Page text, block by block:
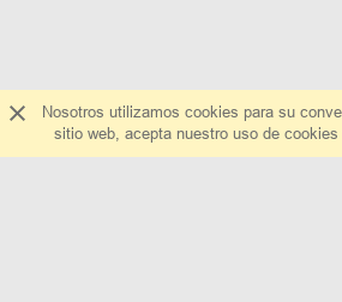
Nosotros utilizamos cookies para su
sitio web, acepta nuestro uso de